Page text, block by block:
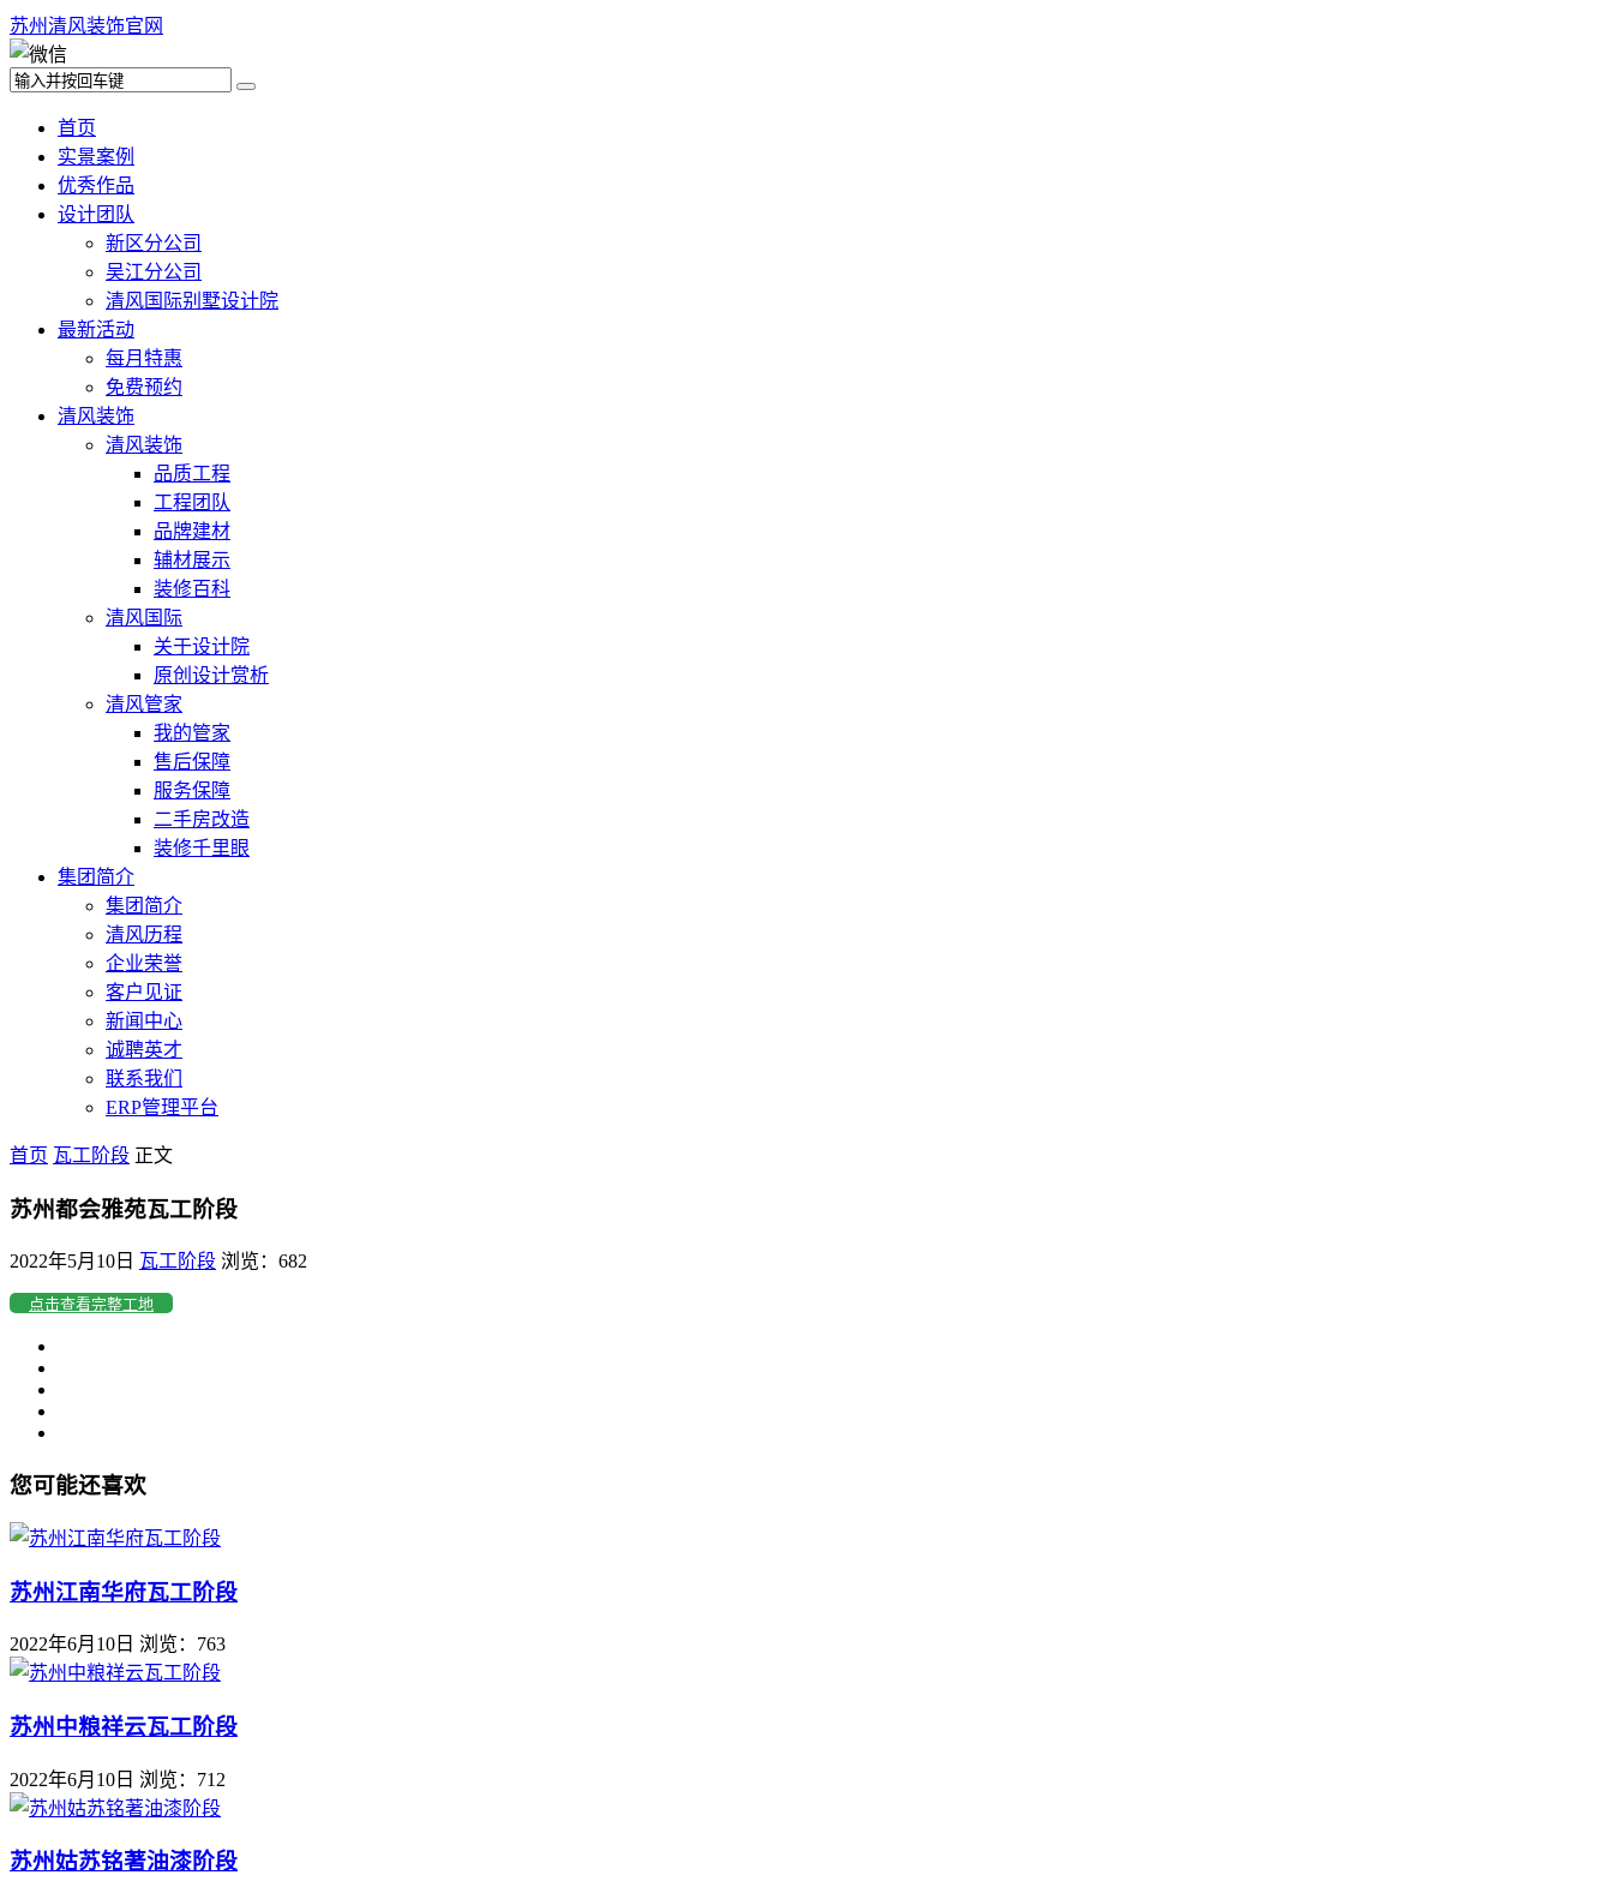
苏州清风装饰官网
首页
实景案例
优秀作品
设计团队
新区分公司
吴江分公司
清风国际别墅设计院
最新活动
每月特惠
免费预约
清风装饰
清风装饰
品质工程
工程团队
品牌建材
辅材展示
装修百科
清风国际
关于设计院
原创设计赏析
清风管家
我的管家
售后保障
服务保障
二手房改造
装修千里眼
集团简介
集团简介
清风历程
企业荣誉
客户见证
新闻中心
诚聘英才
联系我们
ERP管理平台
首页 瓦工阶段 正文
苏州都会雅苑瓦工阶段
2022年5月10日 瓦工阶段 浏览：682
点击查看完整工地
您可能还喜欢
苏州江南华府瓦工阶段
2022年6月10日 浏览：763
苏州中粮祥云瓦工阶段
2022年6月10日 浏览：712
苏州姑苏铭著油漆阶段